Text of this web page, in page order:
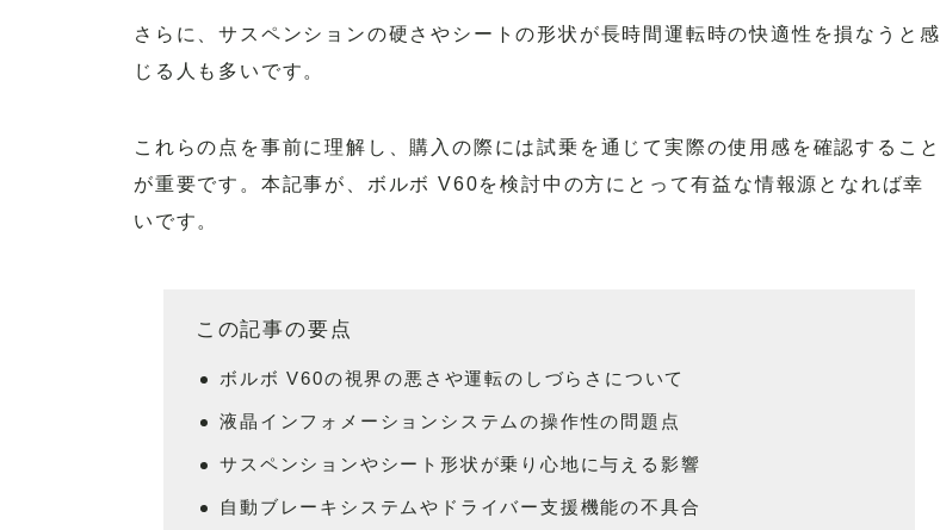
さらに、サスペンションの硬さやシートの形状が長時間運転時の快適性を損なうと感
じる人も多いです。
これらの点を事前に理解し、購入の際には試乗を通じて実際の使用感を確認すること
が重要です。本記事が、ボルボ V60を検討中の方にとって有益な情報源となれば幸
いです。
この記事の要点
ボルボ V60の視界の悪さや運転のしづらさについて
液晶インフォメーションシステムの操作性の問題点
サスペンションやシート形状が乗り心地に与える影響
自動ブレーキシステムやドライバー支援機能の不具合